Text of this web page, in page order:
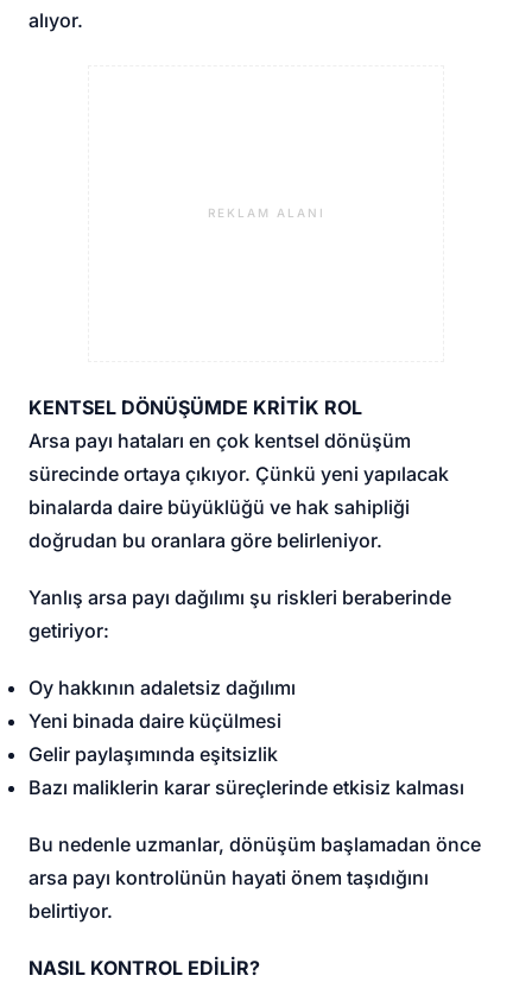
alıyor.
REKLAM ALANI
KENTSEL DÖNÜŞÜMDE KRİTİK ROL
Arsa payı hataları en çok kentsel dönüşüm
sürecinde ortaya çıkıyor. Çünkü yeni yapılacak
binalarda daire büyüklüğü ve hak sahipliği
doğrudan bu oranlara göre belirleniyor.
Yanlış arsa payı dağılımı şu riskleri beraberinde
getiriyor:
Oy hakkının adaletsiz dağılımı
Yeni binada daire küçülmesi
Gelir paylaşımında eşitsizlik
Bazı maliklerin karar süreçlerinde etkisiz kalması
Bu nedenle uzmanlar, dönüşüm başlamadan önce
arsa payı kontrolünün hayati önem taşıdığını
belirtiyor.
NASIL KONTROL EDİLİR?